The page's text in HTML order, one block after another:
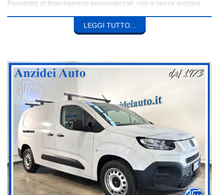
Possibilità di finanziamenti personalizzati, con o senza anticipo.
Le foto si riferiscono al veicolo realmente presente presso la
Dal maggio 2019 facciamo parte della community “Non prendermi
per il Chilometro”, il più grande gruppo italiano che promuove la
compravendita di auto con chilometraggi reali, perché
trasparenza e legalità sono da sempre alla base del nostro
lavoro.
INFORMAZIONI E CONTATTI
Tutti i dettagli e il servizio fotografico completo online su
www.anzideiauto.it
Seguici sui nostri canali social per rimanere aggiornato su tutte le
ultime novità.
NOTE
Le informazioni contenute nell’annuncio sono state compilate con
LEGGI TUTTO...